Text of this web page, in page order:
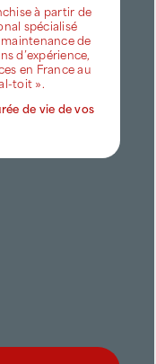
à partir de
spécialisé
de
d’expérience,
en France au
toit ».
de vie de vos